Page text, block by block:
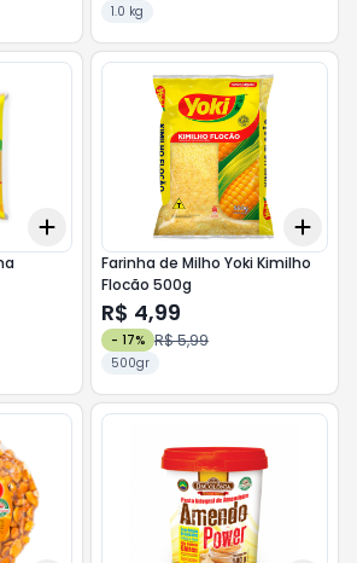
1.0 kg
+10
Add Add
Farinha de Milho Yoki Kimilho
Flocão 500g
R$ 4,99
- 17% R$ 5,99
500gr